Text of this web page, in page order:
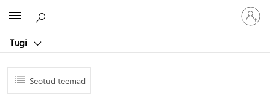
Tugi
Logige
sisse
oma
Seotud teemad